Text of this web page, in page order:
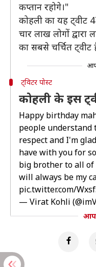
कप्तान रहोगे।"
कोहली का यह ट्वीट
चार लाख लोगों
का सबसे चर्चित ट्वीट
ट्विटर पोस्ट
कोहली के इस
Happy birthday
people understand
respect and I'm
have with you for
big brother to all of
will always be my
pic.twitter.com/
— Virat Kohli